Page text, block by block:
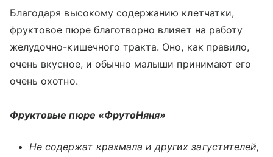
Благодаря высокому содержанию клетчатки,
фруктовое пюре благотворно влияет на работу
желудочно-кишечного тракта. Оно, как правило,
очень вкусное, и обычно малыши принимают его
очень охотно.
Фруктовые пюре «ФрутоНяня»
Не содержат крахмала и других загустителей,